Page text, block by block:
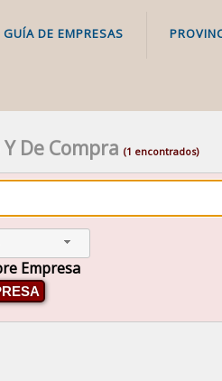
GUÍA DE EMPRESAS
De Compra(1 encontrados)
Empresa